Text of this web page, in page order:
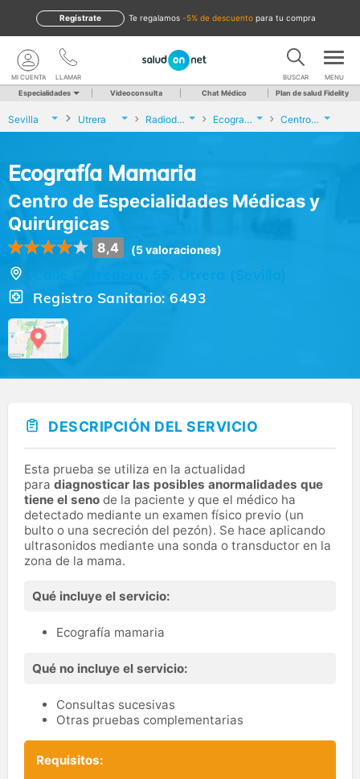
te regalamos -5% de descuento para tu compra
Regístrate
LLAMAR
MI CUENTA BUSCAR MENU
Especialidades Videoconsulta Chat Médico Plan de salud Fidelity
Sevilla Utrera Radiodiagnóstico Ecografía Mamaria Centro de Especialidades Médicas y Quirúrgicas
Ecografía Mamaria
Centro de Especialidades Médicas y
Quirúrgicas
8,4 (5 valoraciones)
Calle Corredera, 55, Utrera (Sevilla)
Registro Sanitario: 6493
DESCRIPCIÓN DEL SERVICIO
Esta prueba se utiliza en la actualidad
para diagnosticar las posibles anormalidades que
tiene el seno de la paciente y que el médico ha
detectado mediante un examen físico previo (un
bulto o una secreción del pezón). Se hace aplicando
ultrasonidos mediante una sonda o transductor en la
zona de la mama.
Qué incluye el servicio:
Ecografía mamaria
Qué no incluye el servicio:
Consultas sucesivas
Otras pruebas complementarias
Requisitos: